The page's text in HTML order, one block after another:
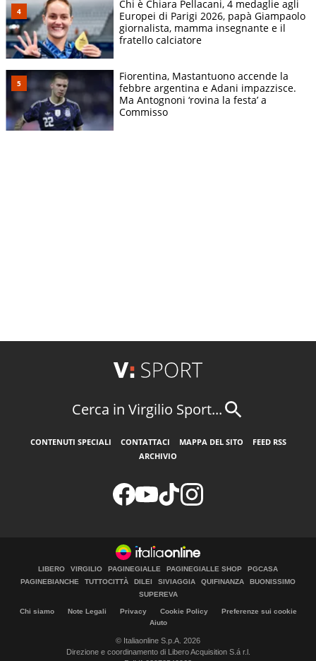
Chi è Chiara Pellacani, 4 medaglie agli
Europei di Parigi 2026, papà Giampaolo
giornalista, mamma insegnante e il
fratello calciatore
Fiorentina, Mastantuono accende la
febbre argentina e Adani impazzisce.
Ma Antognoni ‘rovina la festa’ a
Commisso
Cerca in Virgilio Sport...
CONTENUTI SPECIALI CONTATTACI MAPPA DEL SITO
FEED RSS
ARCHIVIO
LIBERO VIRGILIO PAGINEGIALLE PAGINEGIALLE SHOP
PGCASA
PAGINEBIANCHE
TUTTOCITTÀ DILEI SIVIAGGIA QUIFINANZA
BUONISSIMO
SUPEREVA
Chi siamo Note Legali Privacy Cookie Policy
Preferenze sui cookie
Aiuto
© Italiaonline S.p.A. 2026
Direzione e coordinamento di Libero Acquisition S.á r.l.